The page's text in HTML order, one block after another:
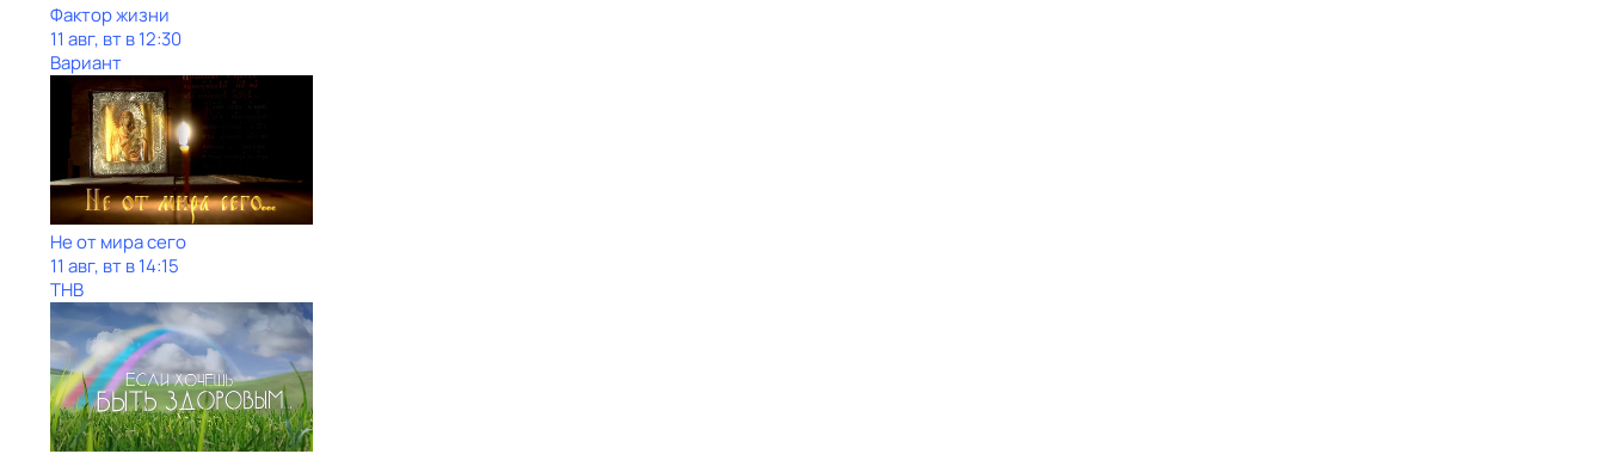
Фактор жизни
11 авг, вт в 12:30
Вариант
Не от мира сего
11 авг, вт в 14:15
ТНВ